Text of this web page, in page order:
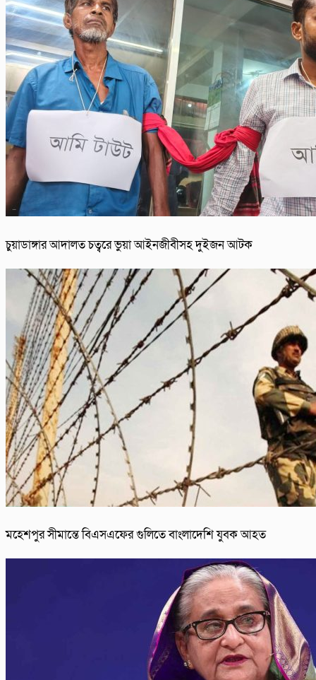
চুয়াডাঙ্গার আদালত চত্বরে ভুয়া আইনজীবীসহ দুইজন আটক
মহেশপুর সীমান্তে বিএসএফের গুলিতে বাংলাদেশি যুবক আহত